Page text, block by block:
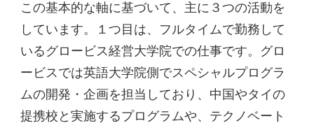
この基本的な軸に基づいて、主に３つの活動を
しています。１つ目は、フルタイムで勤務して
いるグロービス経営大学院での仕事です。グロ
ービスでは英語大学院側でスペシャルプログラ
ムの開発・企画を担当しており、中国やタイの
提携校と実施するプログラムや、テクノベート